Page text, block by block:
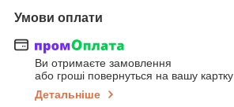
Умови оплати
Ви отримаєте замовлення
або гроші повернуться на вашу картку
Детальніше